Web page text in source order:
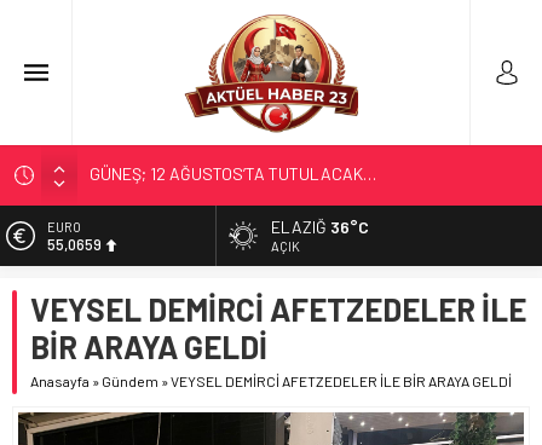
SOSYAL MEDYANIN KÜÇÜK YAŞ BAĞIMLILIĞI
EĞİTİMCİLERİN PROMOSYONU 3,5 YIL OLDU
71 KENTTE OPERASYON
GÜNEŞ; 12 AĞUSTOS’TA TUTULACAK…
EURO
55,0659
6.521,17
BİST
13.685,30
47,5953
ELAZIĞ 36°C
AÇIK
VEYSEL DEMİRCİ AFETZEDELER İLE
BİR ARAYA GELDİ
Anasayfa » Gündem »VEYSEL DEMİRCİ AFETZEDELER İLE BİR ARAYA GELDİ